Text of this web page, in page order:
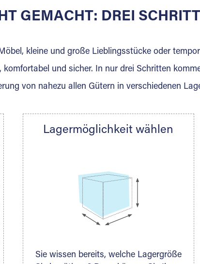
für die Einlagerung von Umzugsgut gebaut
Ihre Nachricht.
GEMACHT: DREI
kleine und große Lieblingsstücke oder
und sicher. In nur drei Schritten
von nahezu allen Gütern in verschiedenen
Lagermöglichkeit wählen
Sie wissen bereits, welche Lagergröße